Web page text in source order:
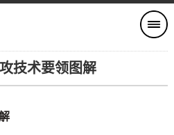
技术要领图解